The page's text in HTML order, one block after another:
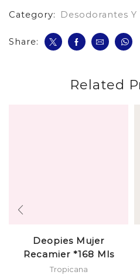
Category:
Desodorantes Y
Share:
Related
Deopies Mujer
Recamier *168 Mls
Tropicana